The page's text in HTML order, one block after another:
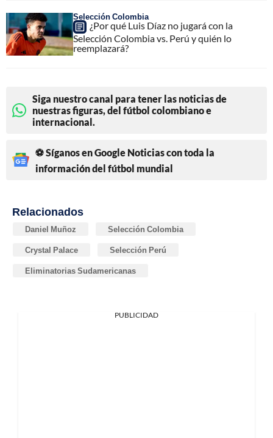
Selección Colombia
¿Por qué Luis Díaz no jugará con la
Selección Colombia vs. Perú y quién lo
reemplazará?
Siga nuestro canal para tener las noticias de
nuestras figuras, del fútbol colombiano e
internacional.
⚽ Síganos en Google Noticias con toda la
información del fútbol mundial
Relacionados
Daniel Muñoz Selección Colombia
Crystal Palace Selección Perú
Eliminatorias Sudamericanas
PUBLICIDAD